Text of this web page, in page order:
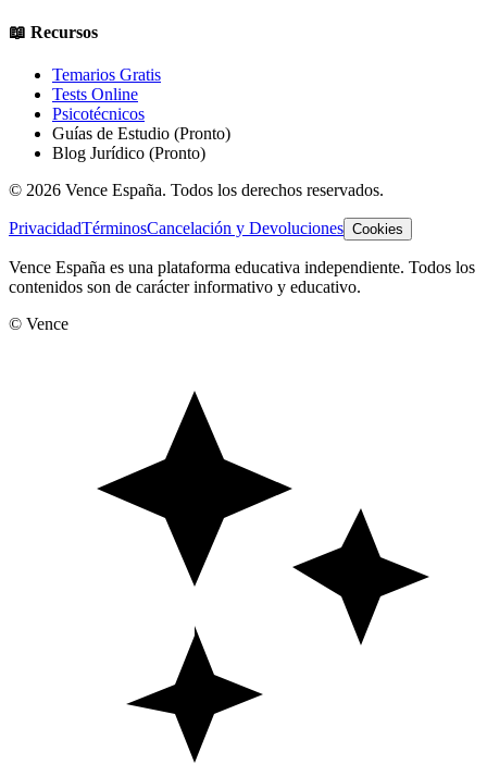
📖 Recursos
Temarios Gratis
Tests Online
Psicotécnicos
Guías de Estudio (Pronto)
Blog Jurídico (Pronto)
© 2026 Vence España. Todos los derechos reservados.
PrivacidadTérminosCancelación y Devoluciones Cookies
Vence España es una plataforma educativa independiente. Todos los
contenidos son de carácter informativo y educativo.
© Vence